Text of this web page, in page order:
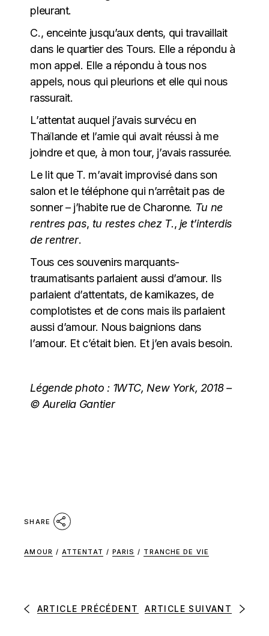
pleurant.
C., enceinte jusqu’aux dents, qui travaillait
dans le quartier des Tours. Elle a répondu à
mon appel. Elle a répondu à tous nos
appels, nous qui pleurions et elle qui nous
rassurait.
L’attentat auquel j’avais survécu en
Thaïlande et l’amie qui avait réussi à me
joindre et que, à mon tour, j’avais rassurée.
Le lit que T. m’avait improvisé dans son
salon et le téléphone qui n’arrêtait pas de
sonner – j’habite rue de Charonne. Tu ne
rentres pas, tu restes chez T., je t’interdis
de rentrer.
Tous ces souvenirs marquants-
traumatisants parlaient aussi d’amour. Ils
parlaient d’attentats, de kamikazes, de
complotistes et de cons mais ils parlaient
aussi d’amour. Nous baignions dans
l’amour. Et c’était bien. Et j’en avais besoin.
Légende photo : 1WTC, New York, 2018 –
© Aurelia Gantier
SHARE
AMOUR / ATTENTAT / PARIS / TRANCHE DE VIE
ARTICLE PRÉCÉDENT ARTICLE SUIVANT